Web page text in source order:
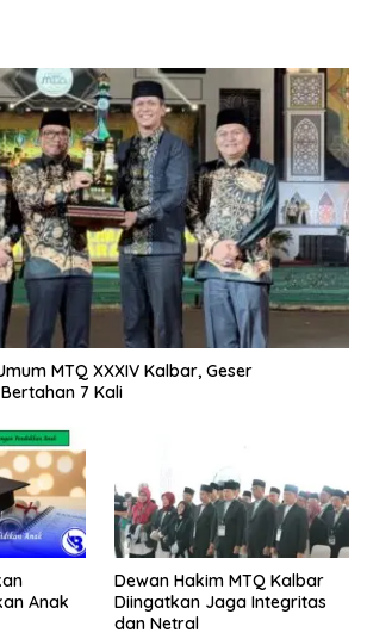
MTQ XXXIV Kalbar, Geser
7 Kali
Anak
Dewan Hakim MTQ Kalbar
Diingatkan Jaga Integritas
dan Netral